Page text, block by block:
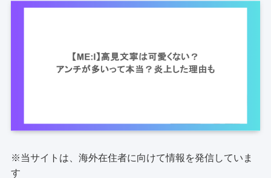
※当サイトは、海外在住者に向けて情報を発信していま
す